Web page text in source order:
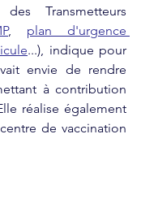
Transmetteurs
, plan d'urgence
...), indique pour
envie de rendre
à contribution
réalise également
de vaccination